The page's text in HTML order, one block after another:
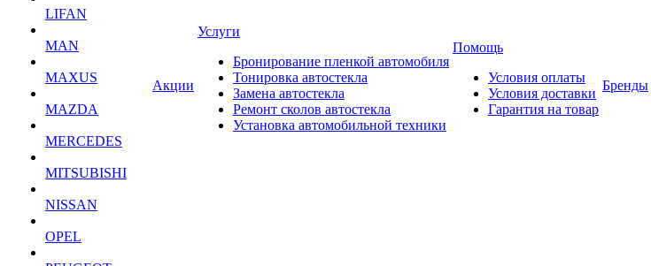
LIFAN
MAN
MAXUS
MAZDA
MERCEDES
MITSUBISHI
NISSAN
OPEL
Акции
Услуги
Бронирование пленкой автомобиля
Тонировка автостекла
Замена автостекла
Ремонт сколов автостекла
Установка автомобильной техники
Помощь
Условия оплаты
Условия доставки
Гарантия на товар
Бренды